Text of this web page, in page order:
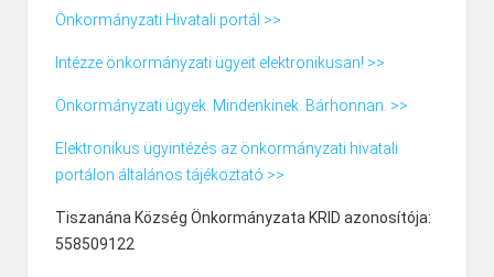
Önkormányzati Hivatali portál >>
Intézze önkormányzati ügyeit elektronikusan! >>
Önkormányzati ügyek. Mindenkinek. Bárhonnan. >>
Elektronikus ügyintézés az önkormányzati hivatali
portálon általános tájékoztató >>
Tiszanána Község Önkormányzata KRID azonosítója:
558509122